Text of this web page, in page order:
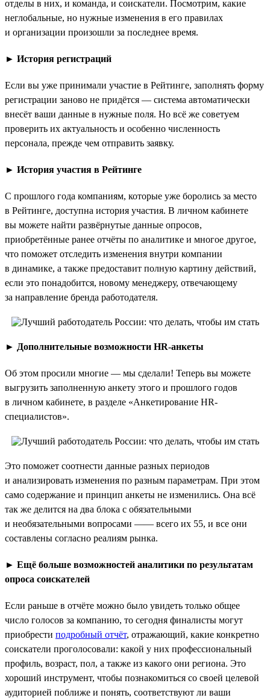
отделы в них, и команда, и соискатели. Посмотрим, какие
неглобальные, но нужные изменения в его правилах
и организации произошли за последнее время.
► История регистраций
Если вы уже принимали участие в Рейтинге, заполнять форму
регистрации заново не придётся — система автоматически
внесёт ваши данные в нужные поля. Но всё же советуем
проверить их актуальность и особенно численность
персонала, прежде чем отправить заявку.
► История участия в Рейтинге
С прошлого года компаниям, которые уже боролись за место
в Рейтинге, доступна история участия. В личном кабинете
вы можете найти развёрнутые данные опросов,
приобретённые ранее отчёты по аналитике и многое другое,
что поможет отследить изменения внутри компании
в динамике, а также предоставит полную картину действий,
если это понадобится, новому менеджеру, отвечающему
за направление бренда работодателя.
► Дополнительные возможности HR-анкеты
Об этом просили многие — мы сделали! Теперь вы можете
выгрузить заполненную анкету этого и прошлого годов
в личном кабинете, в разделе «Анкетирование HR-
специалистов».
Это поможет соотнести данные разных периодов
и анализировать изменения по разным параметрам. При этом
само содержание и принцип анкеты не изменились. Она всё
так же делится на два блока с обязательными
и необязательными вопросами —— всего их 55, и все они
составлены согласно реалиям рынка.
► Ещё больше возможностей аналитики по результатам
опроса соискателей
Если раньше в отчёте можно было увидеть только общее
число голосов за компанию, то сегодня финалисты могут
приобрести подробный отчёт, отражающий, какие конкретно
соискатели проголосовали: какой у них профессиональный
профиль, возраст, пол, а также из какого они региона. Это
хороший инструмент, чтобы познакомиться со своей целевой
аудиторией поближе и понять, соответствуют ли ваши